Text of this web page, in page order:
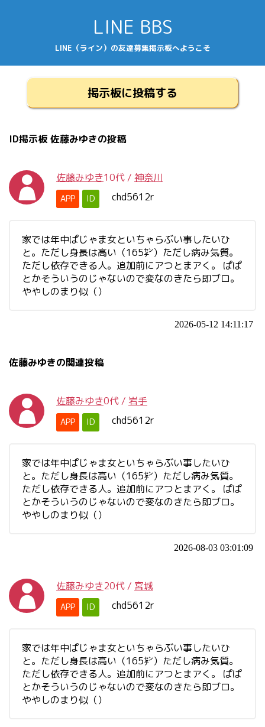
LINE BBS
LINE（ライン）の友達募集掲示板へようこそ
掲示板に投稿する
ID掲示板 佐藤みゆきの投稿
佐藤みゆき10代 / 神奈川
APP ID chd5612r
家では年中ぱじゃま女といちゃらぶい事したいひ
と。ただし身長は高い（165㌢）ただし病み気質。
ただし依存できる人。追加前にアつとまアく。 ぱぱ
とかそういうのじゃないので変なのきたら即ブロ。
ややしのまり似（）
2026-05-12 14:11:17
佐藤みゆきの関連投稿
佐藤みゆき0代 / 岩手
APP ID chd5612r
家では年中ぱじゃま女といちゃらぶい事したいひ
と。ただし身長は高い（165㌢）ただし病み気質。
ただし依存できる人。追加前にアつとまアく。 ぱぱ
とかそういうのじゃないので変なのきたら即ブロ。
ややしのまり似（）
2026-08-03 03:01:09
佐藤みゆき20代 / 宮城
APP ID chd5612r
家では年中ぱじゃま女といちゃらぶい事したいひ
と。ただし身長は高い（165㌢）ただし病み気質。
ただし依存できる人。追加前にアつとまアく。 ぱぱ
とかそういうのじゃないので変なのきたら即ブロ。
ややしのまり似（）